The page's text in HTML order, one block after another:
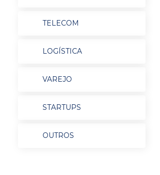
TELECOM
LOGÍSTICA
VAREJO
STARTUPS
OUTROS